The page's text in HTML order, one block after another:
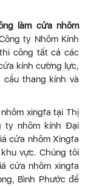
làm cửa nhôm
ty Nhôm Kính
công tất cả các
kính cường lực,
thang kính và
xingfa tại Thị
ty nhôm kính Đại
cửa nhôm Xingfa
vực. Chúng tôi
cửa nhôm xingfa
Bình Phước để